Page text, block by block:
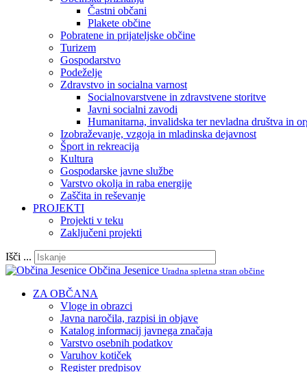
Častni občani
Plakete občine
Pobratene in prijateljske občine
Turizem
Gospodarstvo
Podeželje
Zdravstvo in socialna varnost
Socialnovarstvene in zdravstvene storitve
Javni socialni zavodi
Humanitarna, invalidska ter nevladna društva in
Izobraževanje, vzgoja in mladinska dejavnost
Šport in rekreacija
Kultura
Gospodarske javne službe
Varstvo okolja in raba energije
Zaščita in reševanje
PROJEKTI
Projekti v teku
Zaključeni projekti
Išči ...
Občina Jesenice Uradna spletna stran občine
ZA OBČANA
Vloge in obrazci
Javna naročila, razpisi in objave
Katalog informacij javnega značaja
Varstvo osebnih podatkov
Varuhov kotiček
Register predpisov